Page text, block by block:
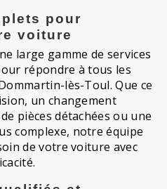
pour
voiture
large gamme de services
répondre à tous les
lès-Toul. Que ce
un changement
pièces détachées ou une
complexe, notre équipe
de votre voiture avec